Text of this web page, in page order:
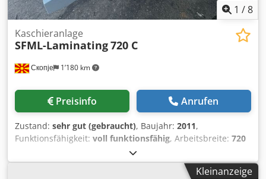
1 /8
Скопје 1’180 km
Kaschieranlage
SFML-Laminating720 C
Preisinfo Anrufen
Zustand: sehr gut (gebraucht), Baujahr: 2011,
Funktionsfähigkeit: voll funktionsfähig, Arbeitsbreite: 720
, Modell: SFML-720C Gewicht: 840 kg Leistung: 8,5 kW
Spannung: 220 V Baujahr: 2011 Djdpfx Abjyxl Tystock CE-
Kleinanzeige